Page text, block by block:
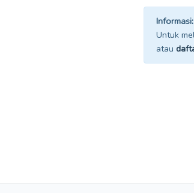
Informasi:
Untuk
atau